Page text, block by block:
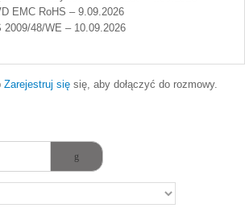
EMC RoHS – 9.09.2026
2009/48/WE – 10.09.2026
Zarejestruj się się, aby dołączyć do rozmowy.